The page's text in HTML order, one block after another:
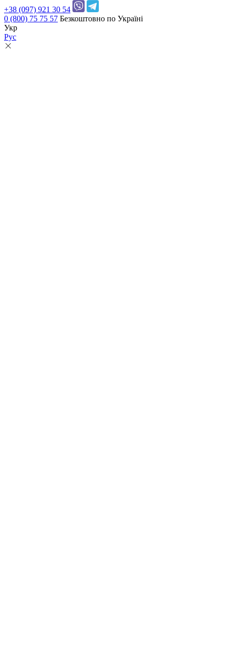
+38 (097) 921 30 54
0 (800) 75 75 57 Безкоштовно по Україні
Укр
Рус